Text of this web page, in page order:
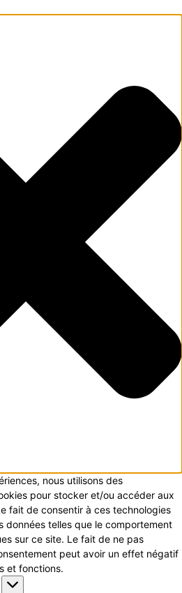
nous utilisons des
pour stocker et/ou accéder aux
fait de consentir à ces technologies
données telles que le comportement
sur ce site. Le fait de ne pas
peut avoir un effet négatif
et fonctions.